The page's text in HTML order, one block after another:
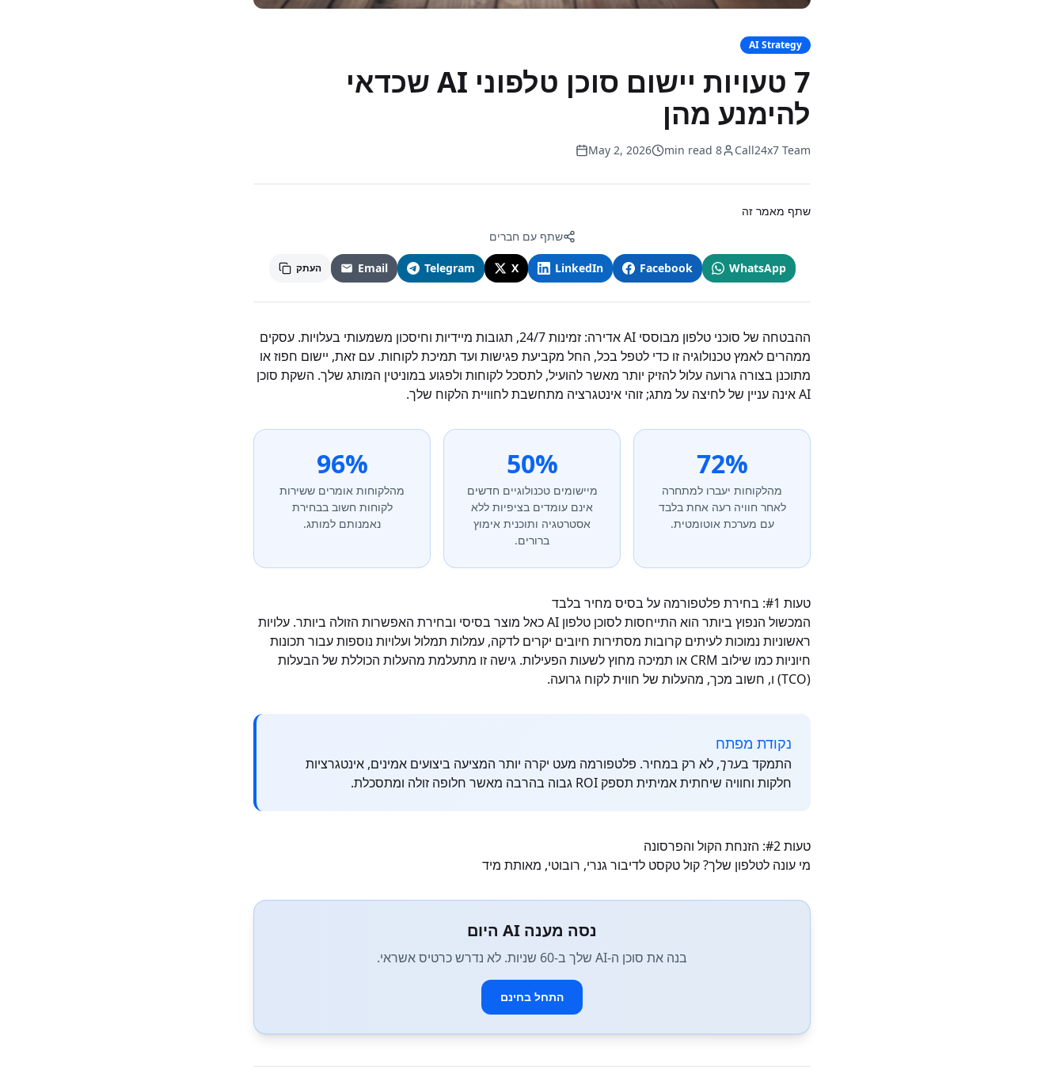
AI Strategy
7 טעויות יישום סוכן טלפוני AI שכדאי
להימנע מהן
May 2, 2026 8 min read Call24x7 Team
שתף מאמר זה
שתף עם חברים
WhatsApp
Facebook
LinkedIn
X
Telegram
Email העתק
ההבטחה של סוכני טלפון מבוססי AI אדירה: זמינות 24/7, תגובות מיידיות וחיסכון משמעותי בעלויות. עסקים
ממהרים לאמץ טכנולוגיה זו כדי לטפל בכל, החל מקביעת פגישות ועד תמיכת לקוחות. עם זאת, יישום חפוז או
מתוכנן בצורה גרועה עלול להזיק יותר מאשר להועיל, לתסכל לקוחות ולפגוע במוניטין המותג שלך. השקת סוכן
AI אינה עניין של לחיצה על מתג; זוהי אינטגרציה מתחשבת לחוויית הלקוח שלך.
72%
מהלקוחות יעברו למתחרה
לאחר חוויה רעה אחת בלבד
עם מערכת אוטומטית.
50%
מיישומים טכנולוגיים חדשים
אינם עומדים בציפיות ללא
אסטרטגיה ותוכנית אימוץ
ברורים.
96%
מהלקוחות אומרים ששירות
לקוחות חשוב בבחירת
נאמנותם למותג.
טעות #1: בחירת פלטפורמה על בסיס מחיר בלבד
המכשול הנפוץ ביותר הוא התייחסות לסוכן טלפון AI כאל מוצר בסיסי ובחירת האפשרות הזולה ביותר. עלויות
ראשוניות נמוכות לעיתים קרובות מסתירות חיובים יקרים לדקה, עמלות תמלול ועלויות נוספות עבור תכונות
חיוניות כמו שילוב CRM או תמיכה מחוץ לשעות הפעילות. גישה זו מתעלמת מהעלות הכוללת של הבעלות
(TCO) ו, חשוב מכך, מהעלות של חווית לקוח גרועה.
נקודת מפתח
התמקד בערך, לא רק במחיר. פלטפורמה מעט יקרה יותר המציעה ביצועים אמינים, אינטגרציות
חלקות וחוויה שיחתית אמיתית תספק ROI גבוה בהרבה מאשר חלופה זולה ומתסכלת.
טעות #2: הזנחת הקול והפרסונה
מי עונה לטלפון שלך? קול טקסט לדיבור גנרי, רובוטי, מאותת מיד
נסה מענה AI היום
בנה את סוכן ה-AI שלך ב-60 שניות. לא נדרש כרטיס אשראי.
התחל בחינם